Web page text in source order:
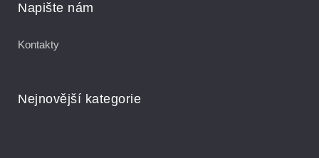
Napište nám
Kontakty
Nejnovější kategorie